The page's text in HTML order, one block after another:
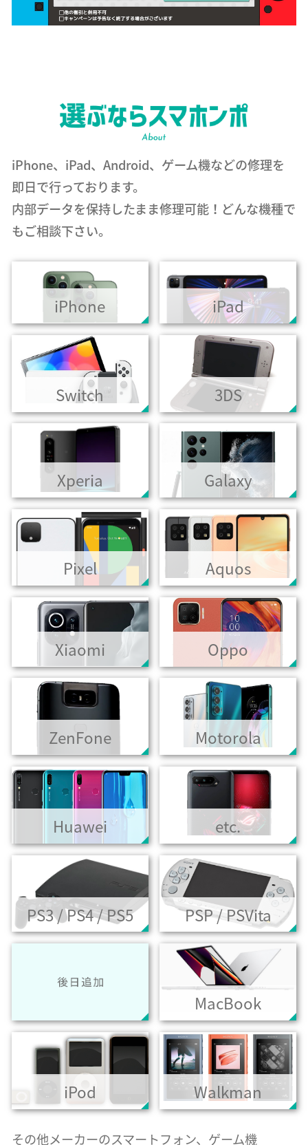
iPhone、iPad、Android、ゲーム機などの修理を
即日で行っております。
内部データを保持したまま修理可能！どんな機種で
もご相談下さい。
iPhone iPad
Switch 3DS
Xperia Galaxy
Pixel Aquos
Xiaomi Oppo
ZenFone Motorola
Huawei etc.
PS3 / PS4 / PS5 PSP / PSVita
MacBook
iPod Walkman
その他メーカーのスマートフォン、ゲーム機